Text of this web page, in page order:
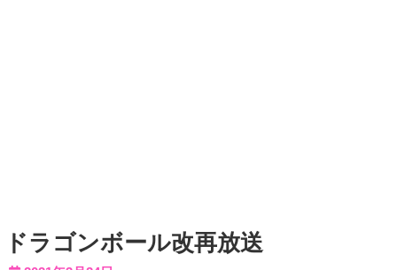
ドラゴンボール改再放送